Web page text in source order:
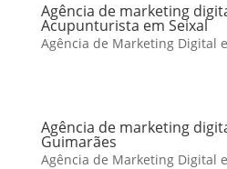
Agência de marketing
Acupunturista em Seixal
Agência de Marketing Digital
Agência de marketing
Guimarães
Agência de Marketing Digital